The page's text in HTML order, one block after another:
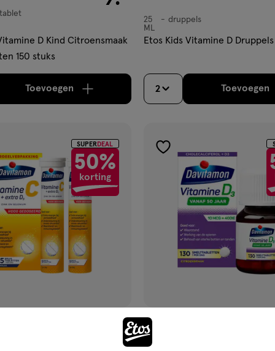
D Kind Citroensmaak
150 stuks
Toevoegenverhoog aantal met één, Limiet bereikt.Je kan
druppels
25
ML
druppels
Etos Kids Vitamine D Druppels
2 Toevoegen
SUPER DEAL
50%
korting
van € 10.99 voor € 5.49
49
toevoegen
verlanglijst
130
stuks